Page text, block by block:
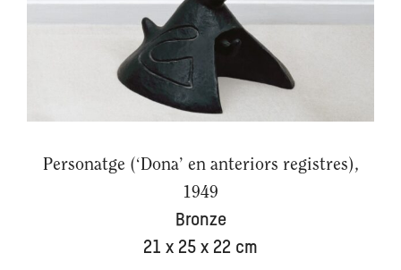
Personatge (‘Dona’ en anteriors registres),
1949
Bronze
21 x 25 x 22 cm